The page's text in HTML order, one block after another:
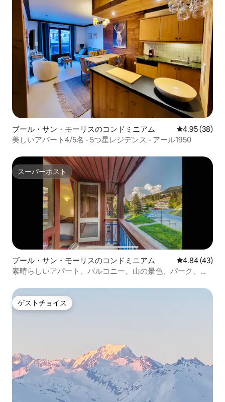
ブール・サン・モーリスのコンドミニアム レビュー38
4.95 (38)
美しいアパート4/5名 - 5つ星レジデンス - アール1950
スーパーホスト
スーパーホスト
ブール・サン・モーリスのコンドミニアム レビュー43
4.84 (43)
素晴らしいアパート、バルコニー、山の景色、パーク、階
ゲストチョイス
ゲストチョイス